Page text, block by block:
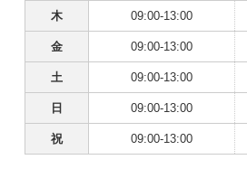
木 09:00-13:00
金 09:00-13:00
土 09:00-13:00
日 09:00-13:00
祝 09:00-13:00